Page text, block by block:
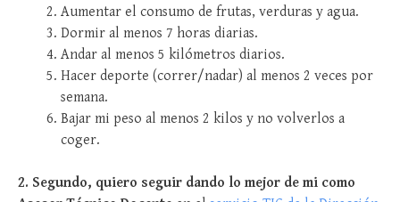
Aumentar el consumo de frutas, verduras y agua.
Dormir al menos 7 horas diarias.
Andar al menos 5 kilómetros diarios.
Hacer deporte (correr/nadar) al menos 2 veces por
semana.
Bajar mi peso al menos 2 kilos y no volverlos a
coger.
2. Segundo, quiero seguir dando lo mejor de mi como